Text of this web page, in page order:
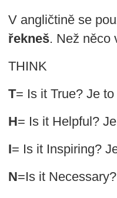
V angličtině se
řekneš. Než něco
THINK
T= Is it True? Je
H= Is it Helpful?
I= Is it Inspiring?
N=Is it